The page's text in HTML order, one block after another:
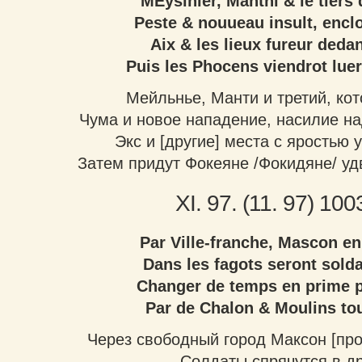
Peste & nouueau insult,
Aix & les lieux fureur
Puis les Phocens viendrot
Мейльнье, Манти и третий,
Чума и новое нападение, насилие
Экс и [другие] места с яростью
Затем придут Фокеяне /Фокидяне/
XI. 97. (11. 97)
Par Ville-franche, Mascon
Dans les fagots seront
Changer de temps en prime
Par de Chalon & Moulins
Через свободный город Максон